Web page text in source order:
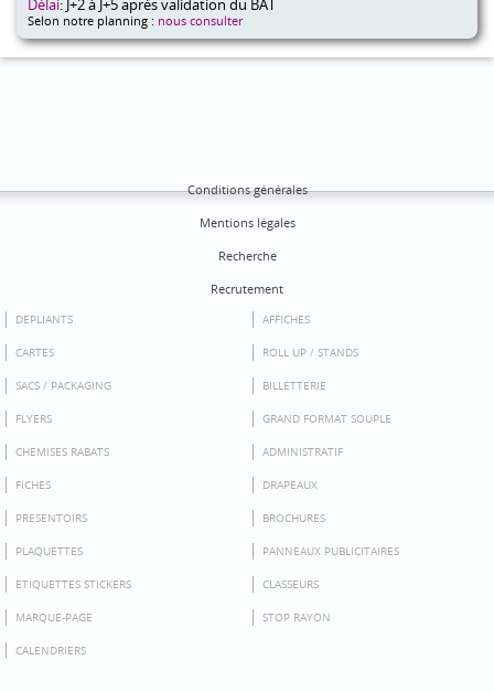
Délai: J+2 à J+5 après validation du BAT
Selon notre planning : nous consulter
Conditions générales
Mentions légales
Recherche
Recrutement
DEPLIANTS AFFICHES
CARTES ROLL UP / STANDS
SACS / PACKAGING BILLETTERIE
FLYERS GRAND FORMAT SOUPLE
CHEMISES RABATS ADMINISTRATIF
FICHES DRAPEAUX
PRESENTOIRS BROCHURES
PLAQUETTES PANNEAUX PUBLICITAIRES
ETIQUETTES STICKERS CLASSEURS
MARQUE-PAGE STOP RAYON
CALENDRIERS